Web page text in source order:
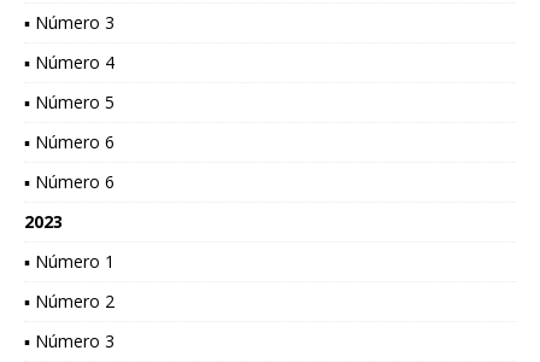
▪ Número 3
▪ Número 4
▪ Número 5
▪ Número 6
▪ Número 6
2023
▪ Número 1
▪ Número 2
▪ Número 3